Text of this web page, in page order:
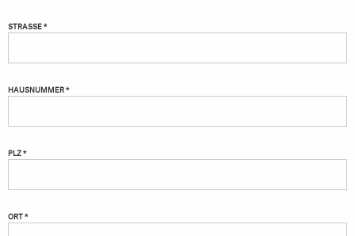
STRASSE *
HAUSNUMMER *
PLZ *
ORT *